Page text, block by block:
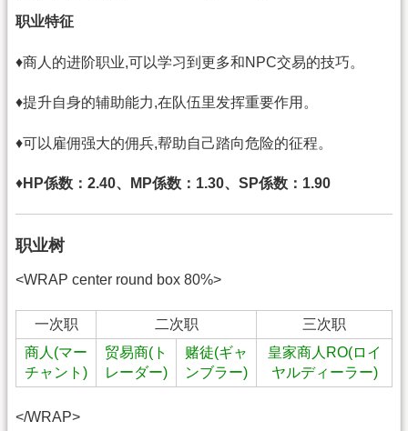
职业特征
♦商人的进阶职业,可以学习到更多和NPC交易的技巧。
♦提升自身的辅助能力,在队伍里发挥重要作用。
♦可以雇佣强大的佣兵,帮助自己踏向危险的征程。
♦HP係数：2.40、MP係数：1.30、SP係数：1.90
职业树
<WRAP center round box 80%>
一次职 二次职
三次职
商人(マー
チャント)
贸易商(ト
レーダー)
赌徒(ギャ
ンブラー)
皇家商人RO(ロイ
ヤルディーラー)
</WRAP>